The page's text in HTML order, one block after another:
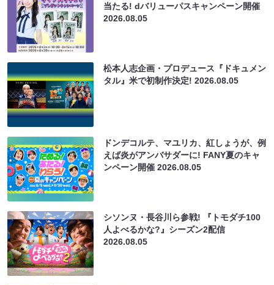
当たる! dバリューパスキャンペーン開催
2026.08.05
松本人志企画・プロデュース『ドキュメン
タル』米で初制作決定!2026.08.05
ドンデコルテ、マユリカ、紅しょうが、例
えば炎がアンバサダーに! FANY夏のキャ
ンペーン開催2026.08.05
シソンヌ・長谷川ら参戦! 『トモダチ100
人よべるかな?』シーズン2配信
2026.08.05